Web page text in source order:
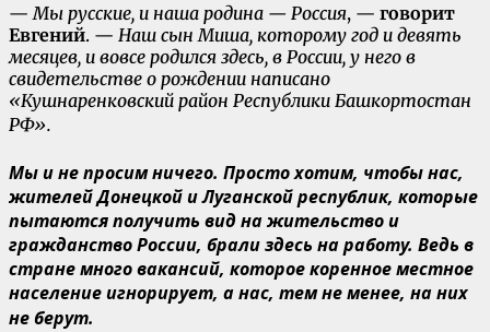
— Мы русские, и наша родина — Россия, — говорит
Евгений. — Наш сын Миша, которому год и девять
месяцев, и вовсе родился здесь, в России, у него в
свидетельстве о рождении написано
«Кушнаренковский район Республики Башкортостан
РФ».
Мы и не просим ничего. Просто хотим, чтобы нас,
жителей Донецкой и Луганской республик, которые
пытаются получить вид на жительство и
гражданство России, брали здесь на работу. Ведь в
стране много вакансий, которое коренное местное
население игнорирует, а нас, тем не менее, на них
не берут.